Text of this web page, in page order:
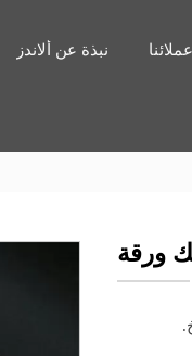
نبذة عن ألاندز عملائنا